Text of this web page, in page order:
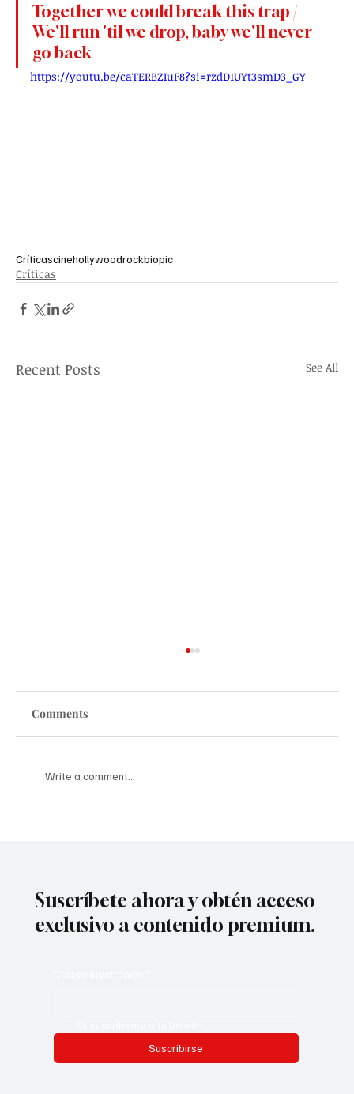
Together we could break this trap /
We'll run 'til we drop, baby we'll never
go back
https://youtu.be/caTERBZIuF8?si=rzdD1UYt3smD3_GY
Críticascinehollywoodrockbiopic
Críticas
Recent Posts See All
Comments
Write a comment...
Suscríbete ahora y obtén acceso
exclusivo a contenido premium.
Suscribirse